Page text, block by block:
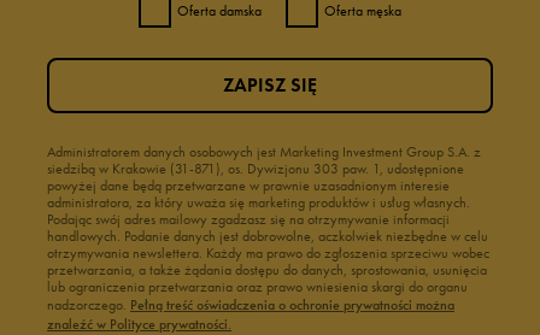
Oferta damska Oferta męska
Administratorem danych osobowych jest Marketing Investment Group S.A. z
siedzibą w Krakowie (31-871), os. Dywizjonu 303 paw. 1, udostępnione
powyżej dane będą przetwarzane w prawnie uzasadnionym interesie
administratora, za który uważa się marketing produktów i usług własnych.
Podając swój adres mailowy zgadzasz się na otrzymywanie informacji
handlowych. Podanie danych jest dobrowolne, aczkolwiek niezbędne w celu
otrzymywania newslettera. Każdy ma prawo do zgłoszenia sprzeciwu wobec
przetwarzania, a także żądania dostępu do danych, sprostowania, usunięcia
lub ograniczenia przetwarzania oraz prawo wniesienia skargi do organu
nadzorczego. Pełną treść oświadczenia o ochronie prywatności można
znaleźć w Polityce prywatności.
ZAPISZ SIĘ